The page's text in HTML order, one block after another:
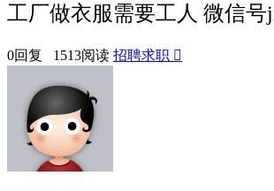
工厂做衣服需要工人 微信号
0回复 1513阅读 招聘求职 